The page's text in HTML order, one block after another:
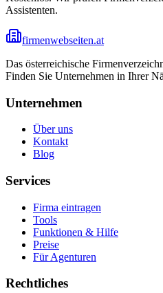
Assistenten.
firmenwebseiten.at
Das österreichische
Finden Sie Unternehmen in Ihrer
Unternehmen
Über uns
Kontakt
Blog
Services
Firma eintragen
Tools
Funktionen & Hilfe
Preise
Für Agenturen
Rechtliches